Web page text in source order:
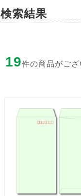
検索結果
19件の商品がござ